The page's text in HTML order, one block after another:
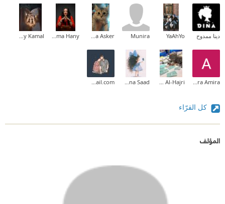
دينا ممدوح YaAhYo
Munira
Salma Asker
Sama Hany
Amany Kamal
Amira Amira
Mariam Al-Hajri
Mona Saad
dr.nihal37@gmail.com
كل القرّاء
المؤلف